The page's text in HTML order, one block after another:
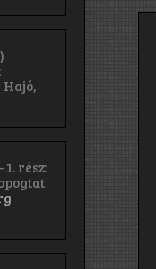
Hajó,
rész: